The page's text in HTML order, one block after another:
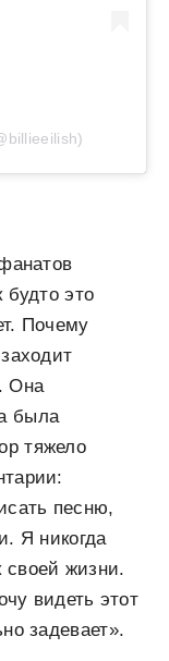
это
Почему
Она
была
тяжело
песню,
Я никогда
своей жизни.
видеть этот
задевает».